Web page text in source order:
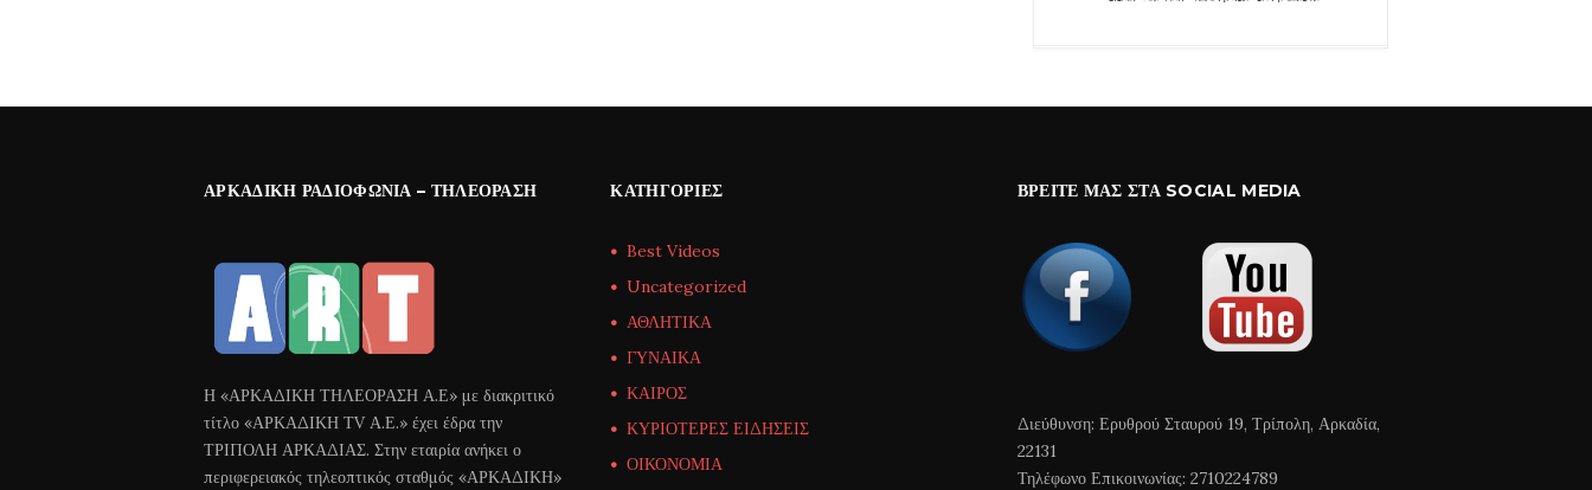
ΑΡΚΑΔΙΚΉ ΡΑΔΙΟΦΩΝΊΑ – ΤΗΛΕΌΡΑΣΗ
Η «ΑΡΚΑΔΙΚΗ ΤΗΛΕΟΡΑΣΗ Α.Ε» με διακριτικό
τίτλο «ΑΡΚΑΔΙΚΗ ΤV Α.Ε.» έχει έδρα την
ΤΡΙΠΟΛΗ ΑΡΚΑΔΙΑΣ. Στην εταιρία ανήκει ο
περιφερειακός τηλεοπτικός σταθμός «ΑΡΚΑΔΙΚΗ»
ΚΑΤΗΓΟΡΊΕΣ
Best Videos
Uncategorized
ΑΘΛΗΤΙΚΑ
ΓΥΝΑΙΚΑ
ΚΑΙΡΟΣ
ΚΥΡΙΟΤΕΡΕΣ ΕΙΔΗΣΕΙΣ
ΟΙΚΟΝΟΜΙΑ
ΒΡΕΊΤΕ ΜΑΣ ΣΤΑ SOCIAL MEDIA
Διεύθυνση: Ερυθρού Σταυρού 19, Τρίπολη, Αρκαδία,
22131
Τηλέφωνο Επικοινωνίας: 2710224789